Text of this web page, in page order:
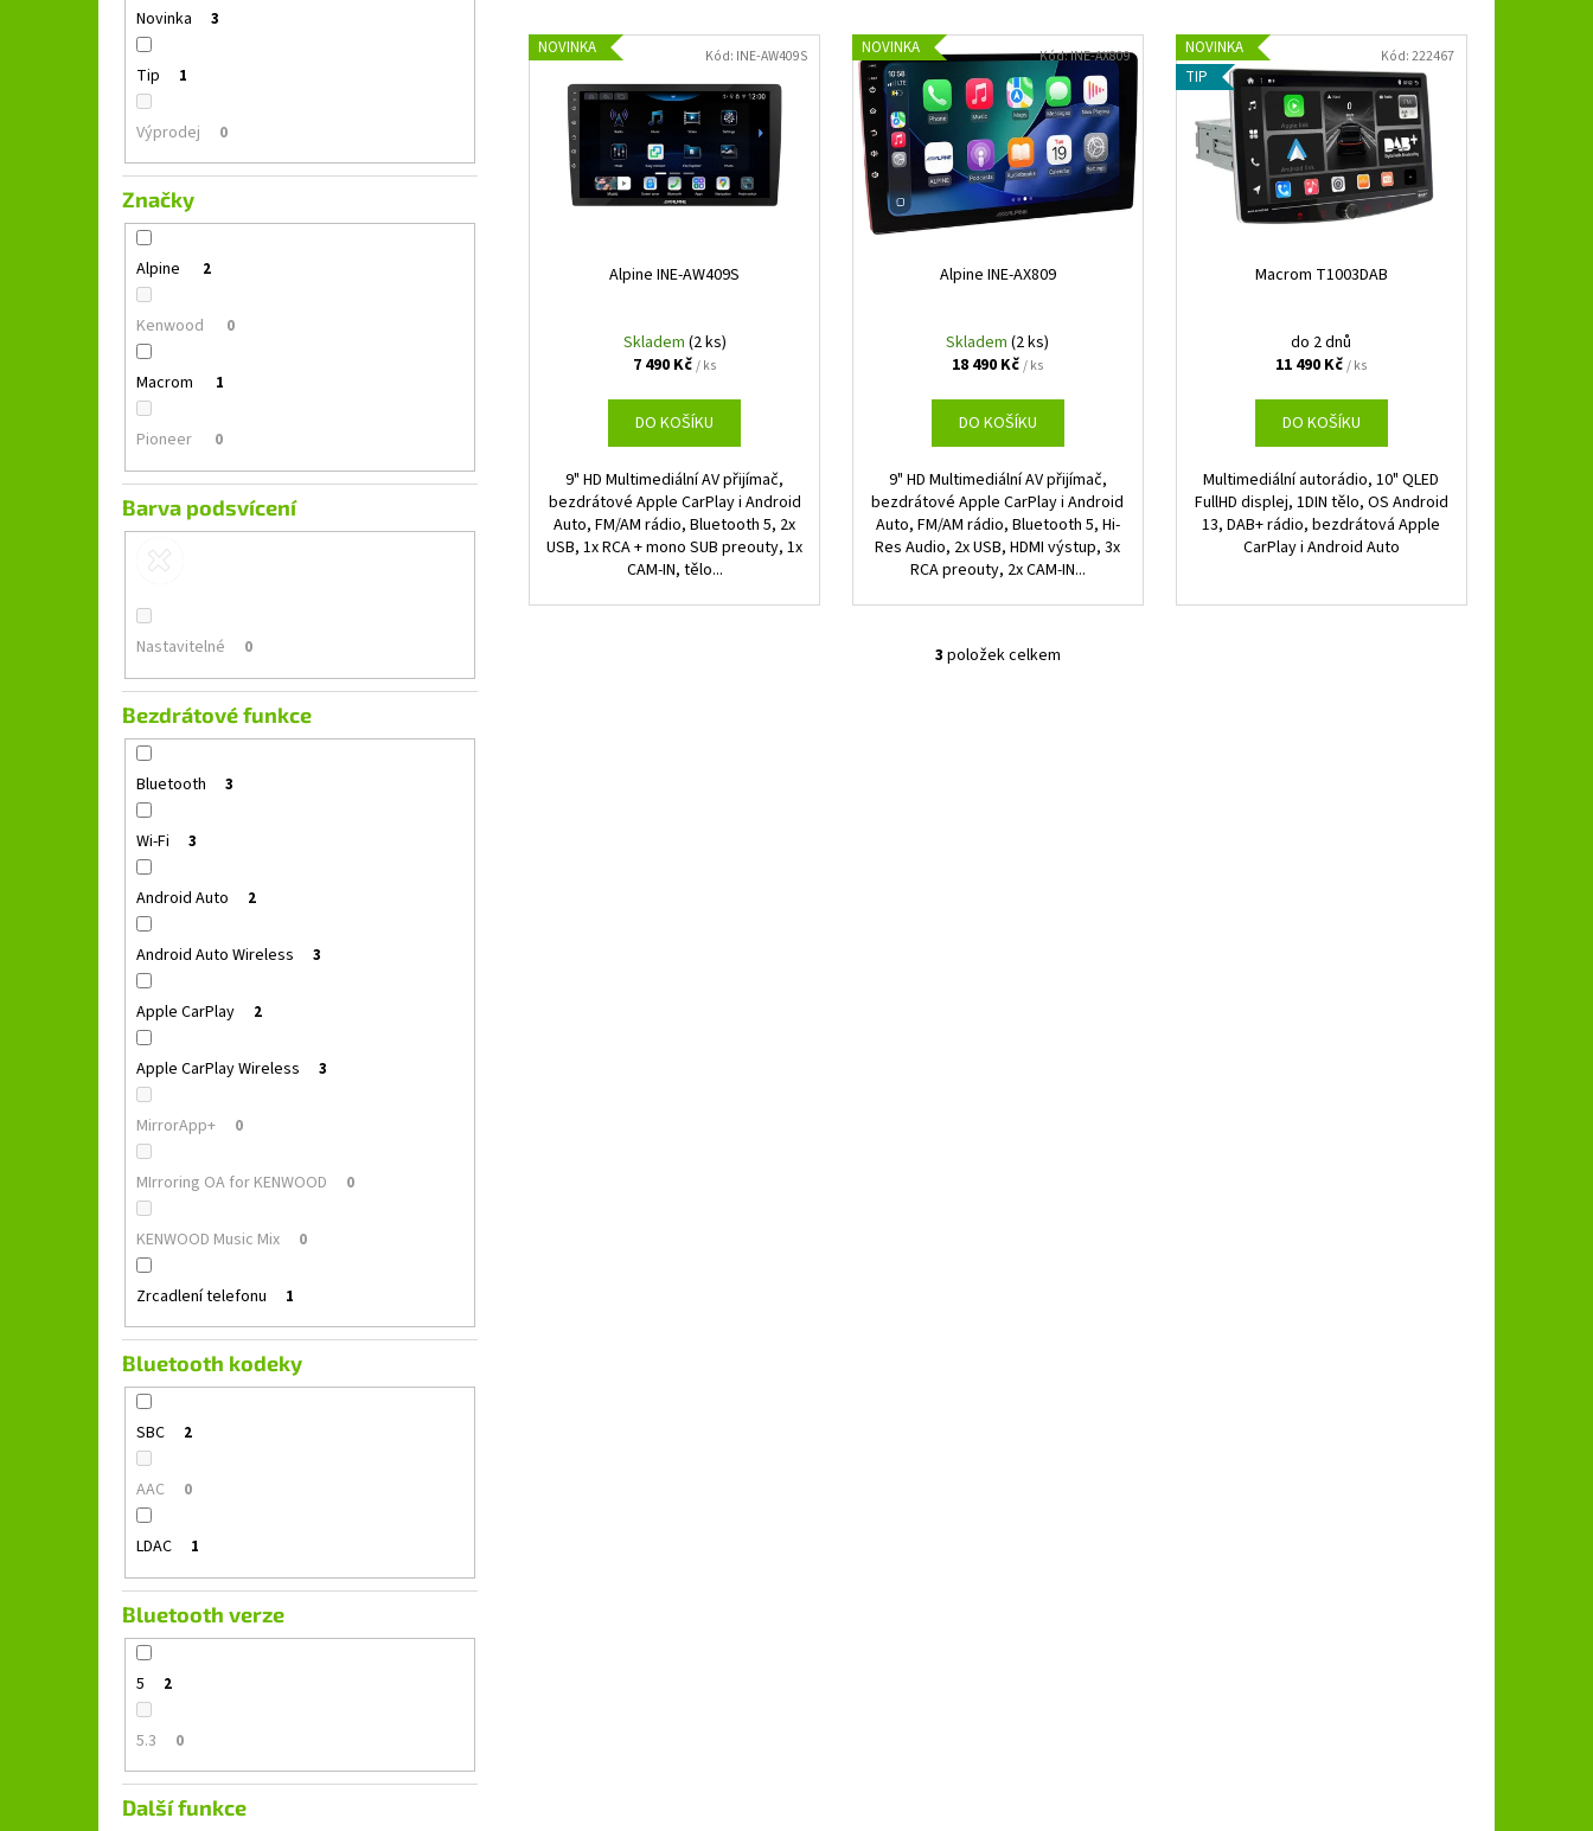
Novinka 3
Tip 1
Výprodej 0
Značky
Alpine 2
Kenwood 0
Macrom 1
Pioneer 0
Barva podsvícení
Nastavitelné 0
Bezdrátové funkce
Bluetooth 3
Wi-Fi 3
Android Auto 2
Android Auto Wireless 3
Apple CarPlay 2
Apple CarPlay Wireless 3
MirrorApp+ 0
MIrroring OA for KENWOOD 0
KENWOOD Music Mix 0
Zrcadlení telefonu 1
Bluetooth kodeky
SBC 2
AAC 0
LDAC 1
Bluetooth verze
5 2
5.3 0
Další funkce
n
V
ýNOVINKA
Alpine INE-AW409S
Skladem (2 ks)
7 490 Kč/ ks
DO KOŠÍKU
9" HD Multimediální AV přijímač,
bezdrátové Apple CarPlay i Android
Auto, FM/AM rádio, Bluetooth 5, 2x
USB, 1x RCA + mono SUB preouty, 1x
CAM-IN, tělo...
Kód: INE-AW409S NOVINKA
Alpine INE-AX809
Skladem(2 ks)
18 490 Kč/ ks
DO KOŠÍKU
9" HD Multimediální AV přijímač,
bezdrátové Apple CarPlay i Android
Auto, FM/AM rádio, Bluetooth 5, Hi-
Res Audio, 2x USB, HDMI výstup, 3x
RCA preouty, 2x CAM-IN...
Kód:INE-AX809
NOVINKA
TIP
Macrom T1003DAB
do 2 dnů
11 490 Kč/ ks
DO KOŠÍKU
Multimediální autorádio, 10" QLED
FullHD displej, 1DIN tělo, OS Android
13, DAB+ rádio, bezdrátová Apple
CarPlay i Android Auto
Kód:222467
O
3 položek celkem
1 690 Kč
Původně:
339 Kč
12 990 Kč